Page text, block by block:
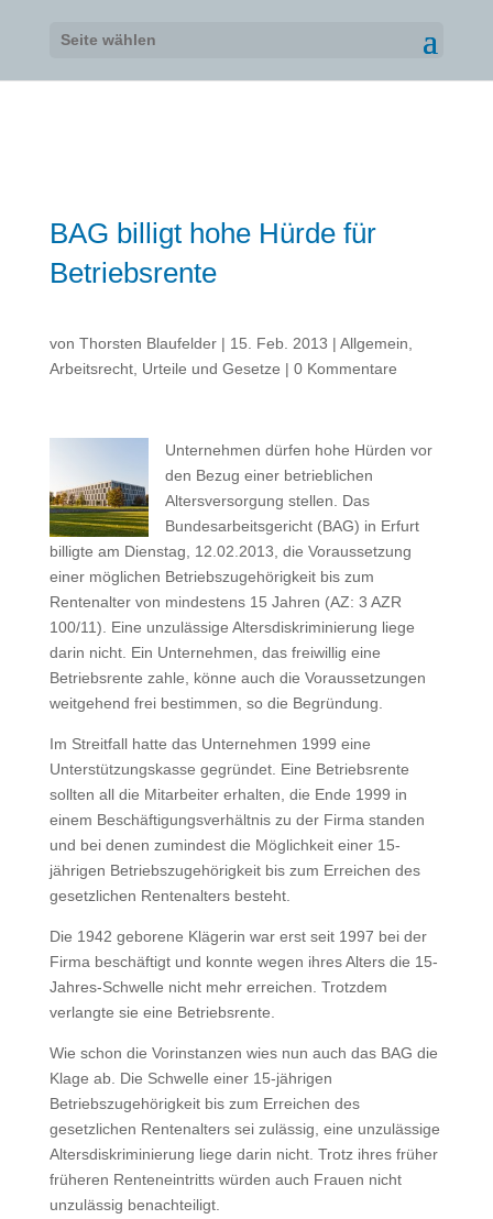
Seite wählen
BAG billigt hohe Hürde für
Betriebsrente
von Thorsten Blaufelder| 15. Feb. 2013 | Allgemein
Arbeitsrecht, Urteile und Gesetze | 0 Kommentare
Unternehmen dürfen hohe Hürden vor
den Bezug einer betrieblichen
Altersversorgung stellen. Das
Bundesarbeitsgericht (BAG) in Erfurt
billigte am Dienstag, 12.02.2013, die Voraussetzung
einer möglichen Betriebszugehörigkeit bis zum
Rentenalter von mindestens 15 Jahren (AZ: 3 AZR
100/11). Eine unzulässige Altersdiskriminierung liege
darin nicht. Ein Unternehmen, das freiwillig eine
Betriebsrente zahle, könne auch die Voraussetzungen
weitgehend frei bestimmen, so die Begründung.
Im Streitfall hatte das Unternehmen 1999 eine
Unterstützungskasse gegründet. Eine Betriebsrente
sollten all die Mitarbeiter erhalten, die Ende 1999 in
einem Beschäftigungsverhältnis zu der Firma standen
und bei denen zumindest die Möglichkeit einer 15-
jährigen Betriebszugehörigkeit bis zum Erreichen des
gesetzlichen Rentenalters besteht.
Die 1942 geborene Klägerin war erst seit 1997 bei der
Firma beschäftigt und konnte wegen ihres Alters die 15-
Jahres-Schwelle nicht mehr erreichen. Trotzdem
verlangte sie eine Betriebsrente.
Wie schon die Vorinstanzen wies nun auch das BAG die
Klage ab. Die Schwelle einer 15-jährigen
Betriebszugehörigkeit bis zum Erreichen des
gesetzlichen Rentenalters sei zulässig, eine unzulässige
Altersdiskriminierung liege darin nicht. Trotz ihres früher
früheren Renteneintritts würden auch Frauen nicht
unzulässig benachteiligt.